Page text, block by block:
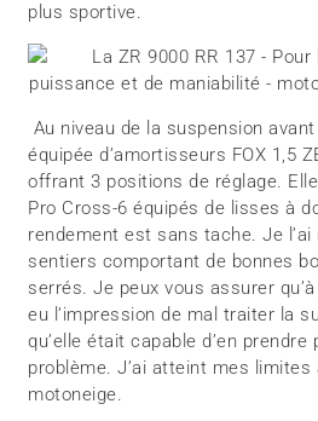
plus sportive.
Au niveau de la suspension
équipée d’amortisseurs FOX 1,5
offrant 3 positions de réglage.
Pro Cross-6 équipés de lisses à
rendement est sans tache. Je l’ai
sentiers comportant de bonnes
serrés. Je peux vous assurer
eu l’impression de mal traiter la
qu’elle était capable d’en
problème. J’ai atteint mes limites
motoneige.